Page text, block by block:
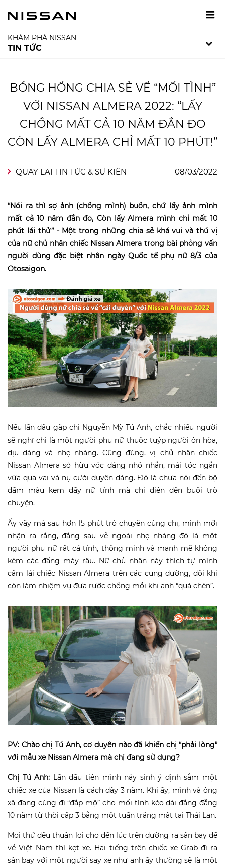
KHÁM PHÁ NISSAN
TIN TỨC
BÓNG HỒNG CHIA SẺ VỀ “MỐI TÌNH”
VỚI NISSAN ALMERA 2022: “LẤY
CHỒNG MẤT CẢ 10 NĂM ĐẮN ĐO
CÒN LẤY ALMERA CHỈ MẤT 10 PHÚT!”
QUAY LẠI TIN TỨC & SỰ KIỆN 08/03/2022
“Nói ra thì sợ ảnh (chồng mình) buồn, chứ lấy ảnh mình
mất cả 10 năm đắn đo, Còn lấy Almera mình chỉ mất 10
phút lái thử” - Một trong những chia sẻ khá vui và thú vị
của nữ chủ nhân chiếc Nissan Almera trong bài phỏng vấn
người dùng đặc biệt nhân ngày Quốc tế phụ nữ 8/3 của
Otosaigon.
Nếu lần đầu gặp chị Nguyễn Mỹ Tú Anh, chắc nhiều người
sẽ nghĩ chị là một người phụ nữ thuộc tuýp người ôn hòa,
dịu dàng và nhẹ nhàng. Cũng đúng, vị chủ nhân chiếc
Nissan Almera sở hữu vóc dáng nhỏ nhắn, mái tóc ngắn
vừa qua vai và nụ cười duyên dáng. Đó là chưa nói đến bộ
đầm màu kem đầy nữ tính mà chị diện đến buổi trò
chuyện.
Ấy vậy mà sau hơn 15 phút trò chuyện cùng chị, mình mới
nhận ra rằng, đằng sau vẻ ngoài nhẹ nhàng đó là một
người phụ nữ rất cá tính, thông minh và mạnh mẽ không
kém các đấng mày râu. Nữ chủ nhân này thích tự mình
cầm lái chiếc Nissan Almera trên các cung đường, đôi khi
còn làm nhiệm vụ đưa rước chồng mỗi khi anh “quá chén”.
PV: Chào chị Tú Anh, cơ duyên nào đã khiến chị “phải lòng”
với mẫu xe Nissan Almera mà chị đang sử dụng?
Chị Tú Anh: Lần đầu tiên mình nảy sinh ý định sắm một
chiếc xe của Nissan là cách đây 3 năm. Khi ấy, mình và ông
xã đang cùng đi “đắp mộ” cho mối tình kéo dài đằng đẵng
10 năm từ thời cấp 3 bằng một tuần trăng mật tại Thái Lan.
Mọi thứ đều thuận lợi cho đến lúc trên đường ra sân bay để
về Việt Nam thì kẹt xe. Hai tiếng trên chiếc xe Grab đi ra
sân bay với một người say xe như anh ấy thường sẽ là một